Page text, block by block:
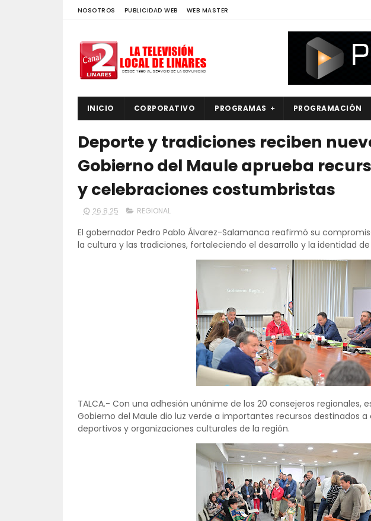
NOSOTROS PUBLICIDAD WEB WEB MASTER
INICIO CORPORATIVO PROGRAMAS PROGRAMACIÓN
Deporte y tradiciones reciben
Gobierno del Maule aprueba
y celebraciones costumbristas
26.8.25 REGIONAL
El gobernador Pedro Pablo Álvarez-Salamanca reafirmó su
la cultura y las tradiciones, fortaleciendo el desarrollo y la identidad de
TALCA.- Con una adhesión unánime de los 20 consejeros regionales,
Gobierno del Maule dio luz verde a importantes recursos destinados
deportivos y organizaciones culturales de la región.